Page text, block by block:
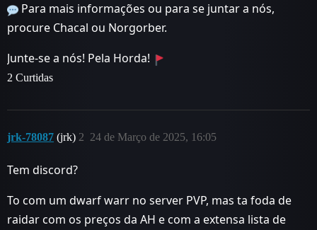
Para mais informações ou para se juntar a nós,
procure Chacal ou Norgorber.
Junte-se a nós! Pela Horda!
2 Curtidas
jrk-78087 (jrk) 24 de Março de 2025, 16:05
2
Tem discord?
To com um dwarf warr no server PVP, mas ta foda de
raidar com os preços da AH e com a extensa lista de